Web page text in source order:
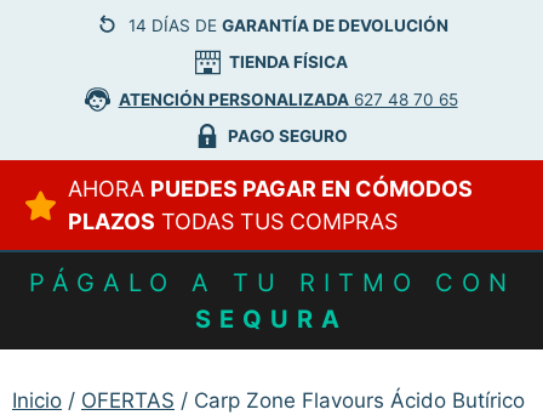
14 DÍAS DE GARANTÍA DE DEVOLUCIÓN
TIENDA FÍSICA
ATENCIÓN PERSONALIZADA627 48 70 65
PAGO SEGURO
AHORA PUEDES PAGAR EN CÓMODOS
PLAZOS TODAS TUS COMPRAS
PÁGALO A TU RITMO CON
SEQURA
Inicio / OFERTAS / Carp Zone Flavours Ácido Butírico